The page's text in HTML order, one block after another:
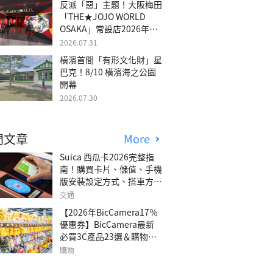
反派「惡」主題！大阪梅田
「THE★JOJO WORLD
OSAKA」常設店2026年冬
季開幕
2026.07.31
橫濱首間「有形文化財」星
巴克！8/10 橫濱海之公園
開幕
2026.07.30
章 More
Suica 西瓜卡2026完整指
南！購買卡片、儲值、手機
版安裝設定方式、搭車方
法、常見問題解答！
交通
【2026年BicCamera17％
優惠券】BicCamera最新
必買3C產品23選＆購物攻
略
購物